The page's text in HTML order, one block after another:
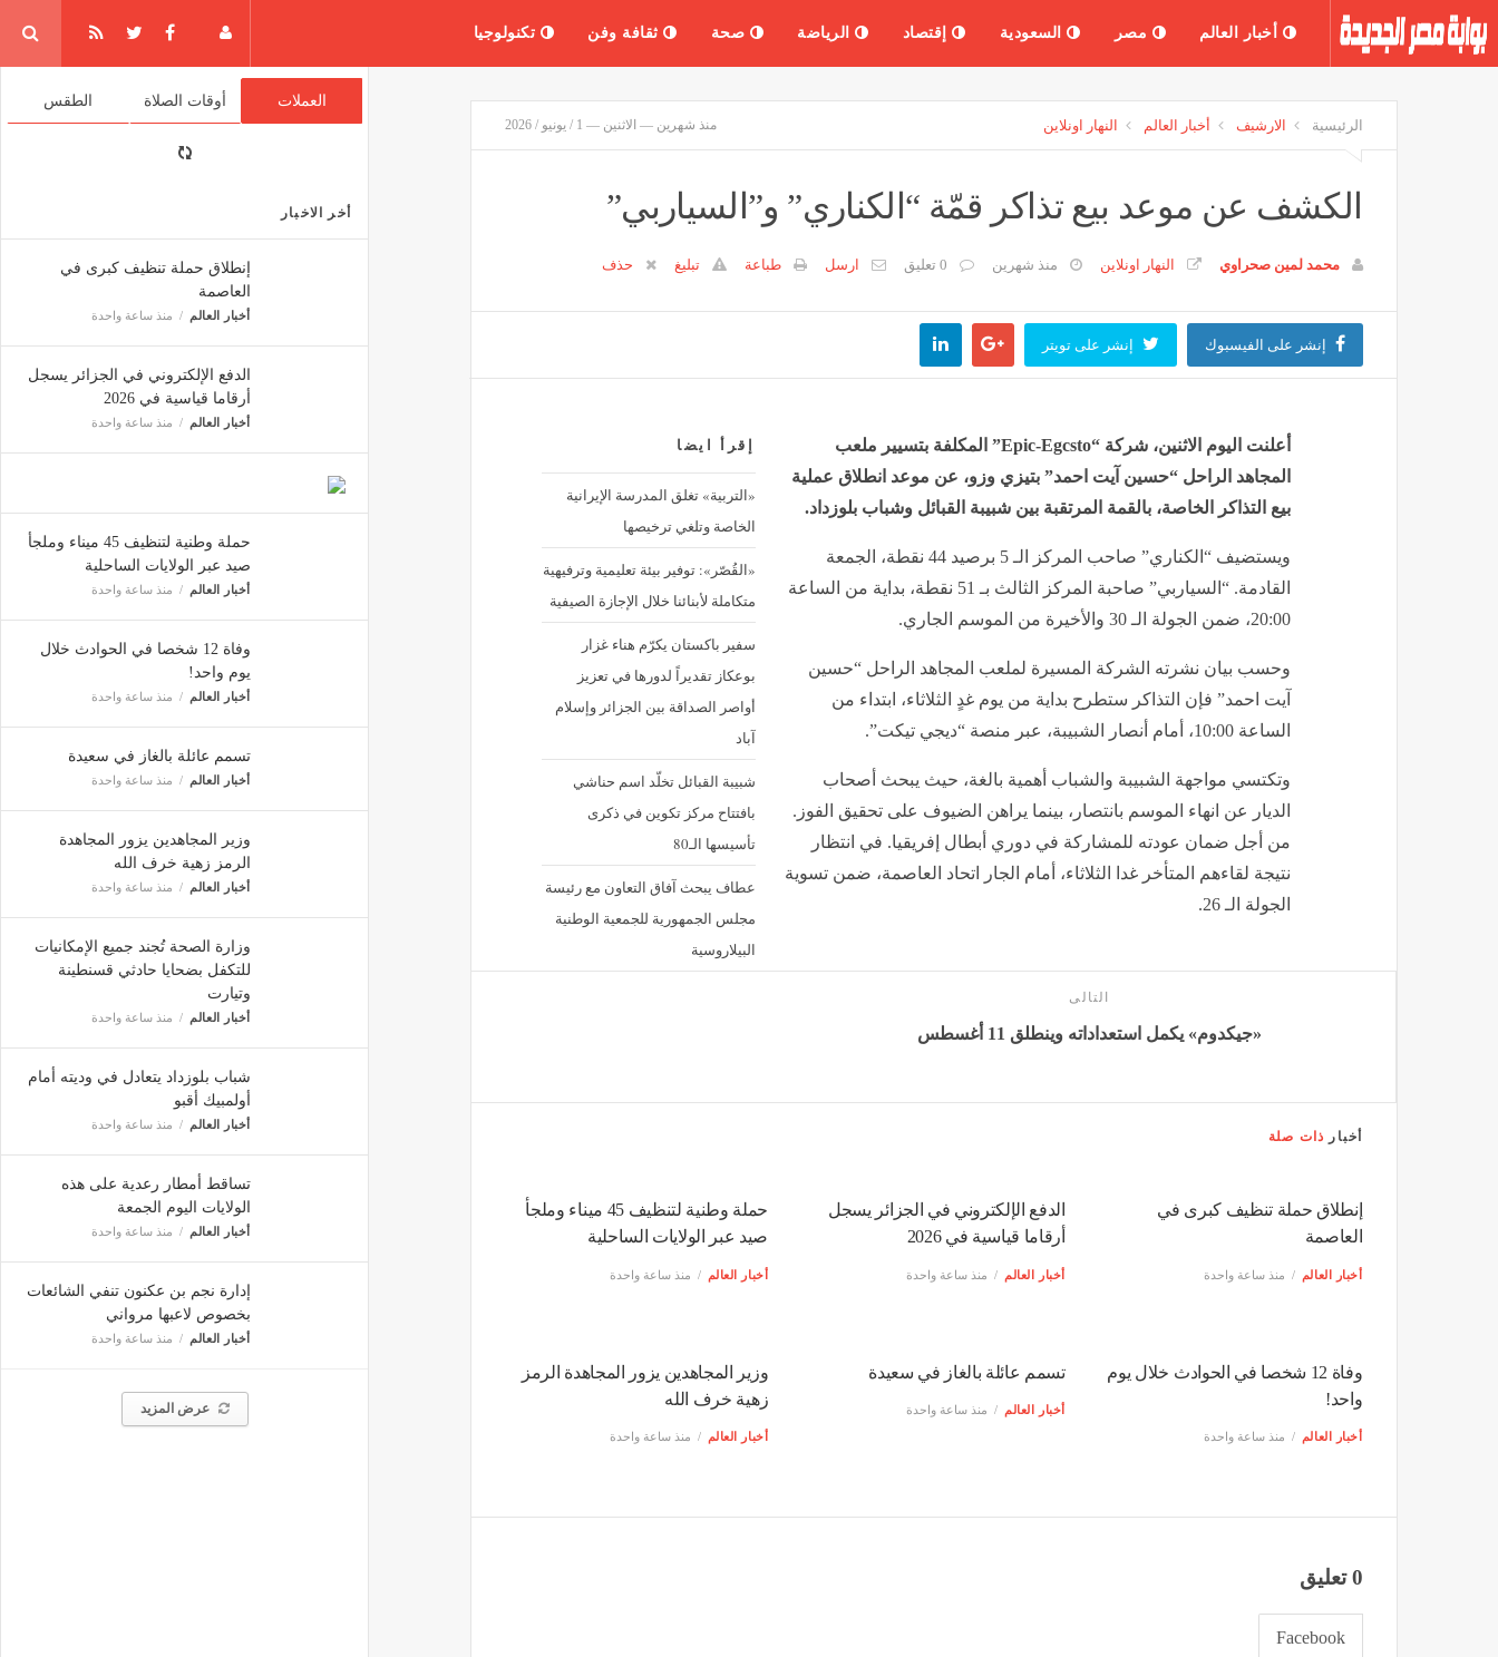
أخبار العالم مصر السعودية إقتصاد الرياضة صحة ثقافة وفن تكنولوجيا
العملات أوقات الصلاة الطقس
أخر الاخبار
إنطلاق حملة تنظيف كبرى في
العاصمة
أخبار العالم منذ ساعة واحدة
الدفع الإلكتروني في الجزائر يسجل
أرقاما قياسية في 2026
أخبار العالم منذ ساعة واحدة
حملة وطنية لتنظيف 45 ميناء وملجأ
صيد عبر الولايات الساحلية
أخبار العالم منذ ساعة واحدة
وفاة 12 شخصا في الحوادث خلال
يوم واحد!
أخبار العالم منذ ساعة واحدة
تسمم عائلة بالغاز في سعيدة
أخبار العالم منذ ساعة واحدة
وزير المجاهدين يزور المجاهدة
الرمز زهية خرف الله
أخبار العالم منذ ساعة واحدة
وزارة الصحة تُجند جميع الإمكانيات
للتكفل بضحايا حادثي قسنطينة
وتيارت
أخبار العالم منذ ساعة واحدة
شباب بلوزداد يتعادل في وديته أمام
أولمبيك أقبو
أخبار العالم منذ ساعة واحدة
تساقط أمطار رعدية على هذه
الولايات اليوم الجمعة
أخبار العالم منذ ساعة واحدة
إدارة نجم بن عكنون تنفي الشائعات
بخصوص لاعبها مرواني
أخبار العالم منذ ساعة واحدة
عرض المزيد
الرئيسية الارشيف أخبار العالم النهار اونلاين منذ شهرين — الاثنين — 1 / يونيو / 2026
الكشف عن موعد بيع تذاكر قمّة “الكناري” و”السياربي”
محمد لمين صحراوي النهار اونلاين منذ شهرين 0 تعليق ارسل طباعة تبليغ حذف
إنشر على الفيسبوك إنشر على تويتر
إقرأ ايضا
«التربية» تغلق المدرسة الإيرانية
الخاصة وتلغي ترخيصها
«القُصّر»: توفير بيئة تعليمية وترفيهية
متكاملة لأبنائنا خلال الإجازة الصيفية
سفير باكستان يكرّم هناء غزار
بوعكاز تقديراً لدورها في تعزيز
أواصر الصداقة بين الجزائر وإسلام
آباد
شبيبة القبائل تخلّد اسم حناشي
بافتتاح مركز تكوين في ذكرى
تأسيسها الـ80
عطاف يبحث آفاق التعاون مع رئيسة
مجلس الجمهورية للجمعية الوطنية
البيلاروسية
أعلنت اليوم الاثنين، شركة “Epic-Egcsto” المكلفة بتسيير ملعب
المجاهد الراحل “حسين آيت احمد” بتيزي وزو، عن موعد انطلاق عملية
بيع التذاكر الخاصة، بالقمة المرتقبة بين شبيبة القبائل وشباب بلوزداد.
ويستضيف “الكناري” صاحب المركز الـ 5 برصيد 44 نقطة، الجمعة
القادمة. “السياربي” صاحبة المركز الثالث بـ 51 نقطة، بداية من الساعة
20:00، ضمن الجولة الـ 30 والأخيرة من الموسم الجاري.
وحسب بيان نشرته الشركة المسيرة لملعب المجاهد الراحل “حسين
آيت احمد” فإن التذاكر ستطرح بداية من يوم غدٍ الثلاثاء، ابتداء من
الساعة 10:00، أمام أنصار الشبيبة، عبر منصة “ديجي تيكت”.
وتكتسي مواجهة الشبيبة والشباب أهمية بالغة، حيث يبحث أصحاب
الديار عن انهاء الموسم بانتصار، بينما يراهن الضيوف على تحقيق الفوز.
من أجل ضمان عودته للمشاركة في دوري أبطال إفريقيا. في انتظار
نتيجة لقاءهم المتأخر غدا الثلاثاء، أمام الجار اتحاد العاصمة، ضمن تسوية
الجولة الـ 26.
التالى
«جيكدوم» يكمل استعداداته وينطلق 11 أغسطس
أخبار ذات صلة
إنطلاق حملة تنظيف كبرى في
العاصمة
أخبار العالم منذ ساعة واحدة
الدفع الإلكتروني في الجزائر يسجل
أرقاما قياسية في 2026
أخبار العالم منذ ساعة واحدة
حملة وطنية لتنظيف 45 ميناء وملجأ
صيد عبر الولايات الساحلية
أخبار العالم منذ ساعة واحدة
وفاة 12 شخصا في الحوادث خلال يوم
واحد!
أخبار العالم منذ ساعة واحدة
تسمم عائلة بالغاز في سعيدة
أخبار العالم منذ ساعة واحدة
وزير المجاهدين يزور المجاهدة الرمز
زهية خرف الله
أخبار العالم منذ ساعة واحدة
0 تعليق
Facebook